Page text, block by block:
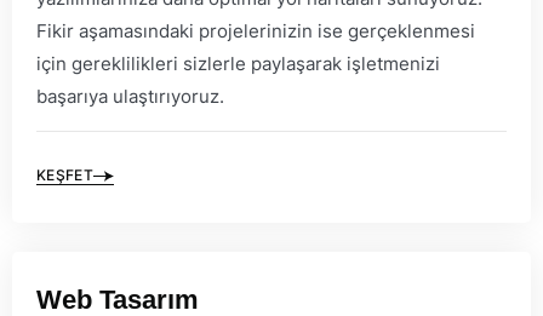
Fikir aşamasındaki projelerinizin ise gerçeklenmesi
için gereklilikleri sizlerle paylaşarak işletmenizi
başarıya ulaştırıyoruz.
KEŞFET
Web Tasarım